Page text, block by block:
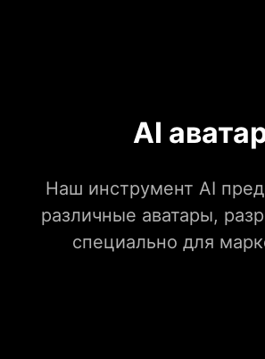
AI
Наш инструмент AI
различные аватары,
специально для